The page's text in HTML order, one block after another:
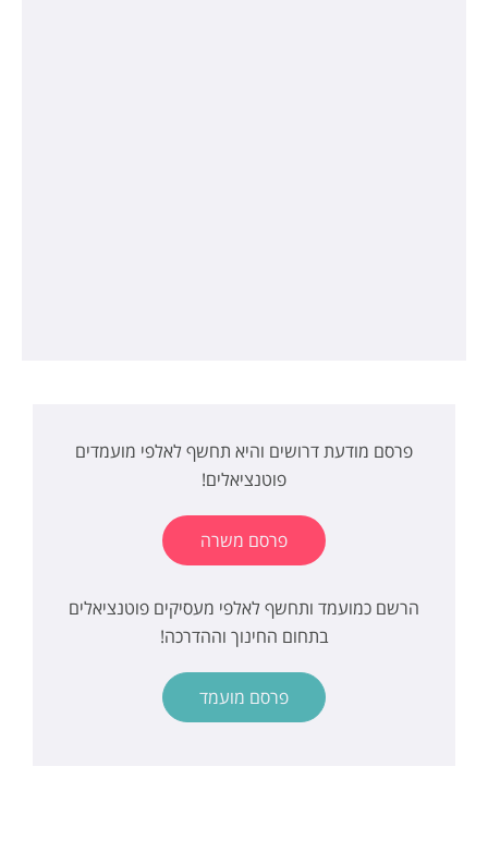
פרסם מודעת דרושים והיא תחשף לאלפי מועמדים
פוטנציאלים!
פרסם משרה
הרשם כמועמד ותחשף לאלפי מעסיקים פוטנציאלים
בתחום החינוך וההדרכה!
פרסם מועמד